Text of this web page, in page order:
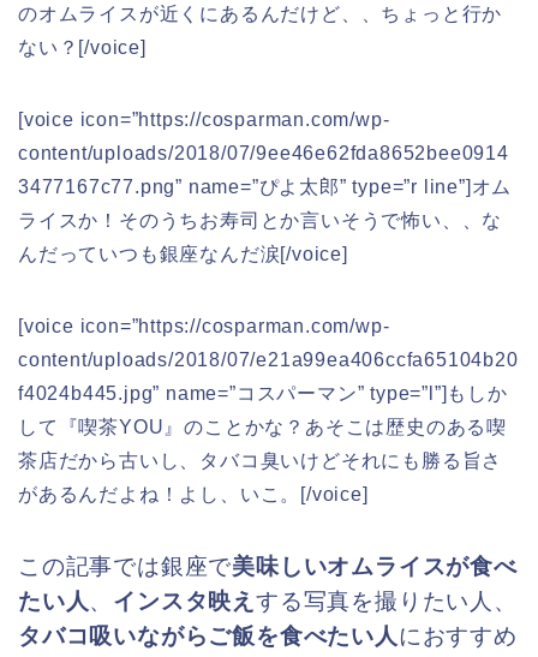
のオムライスが近くにあるんだけど、、ちょっと行か
ない？[/voice]
[voice icon=”https://cosparman.com/wp-
content/uploads/2018/07/9ee46e62fda8652bee0914
3477167c77.png” name=”ぴよ太郎” type=”r line”]オム
ライスか！そのうちお寿司とか言いそうで怖い、、な
んだっていつも銀座なんだ涙[/voice]
[voice icon=”https://cosparman.com/wp-
content/uploads/2018/07/e21a99ea406ccfa65104b20
f4024b445.jpg” name=”コスパーマン” type=”l”]もしか
して『喫茶YOU』のことかな？あそこは歴史のある喫
茶店だから古いし、タバコ臭いけどそれにも勝る旨さ
があるんだよね！よし、いこ。[/voice]
この記事では銀座で美味しいオムライスが食べ
たい人、 インスタ映えする写真を撮りたい人、
タバコ吸いながらご飯を食べたい人におすすめ